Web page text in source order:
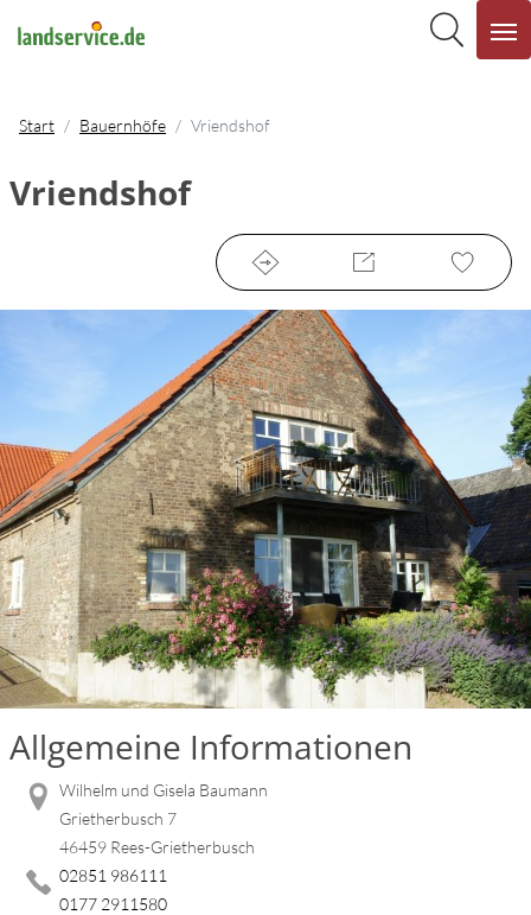
Start Bauernhöfe Vriendshof
Vriendshof
Allgemeine Informationen
Wilhelm und Gisela Baumann
Grietherbusch 7
46459 Rees-Grietherbusch
02851 986111
0177 2911580